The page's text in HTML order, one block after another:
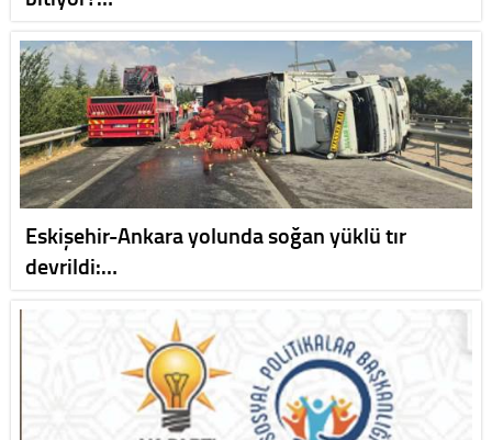
Eskişehir-Ankara yolunda soğan yüklü tır
devrildi:…